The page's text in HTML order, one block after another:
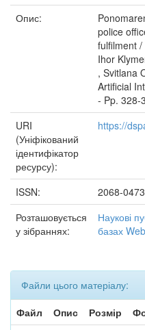
Опис:
police
fulfilment
Ihor
, Svitlana
Artificial
- Pp. 328-
URI
(Уніфікований
ідентифікатор
ресурсу):
https://
ISSN:
2068-0473
Розташовується
у зібраннях:
Наукові
базах
Файли цього матеріалу:
Файл
Опис Розмір